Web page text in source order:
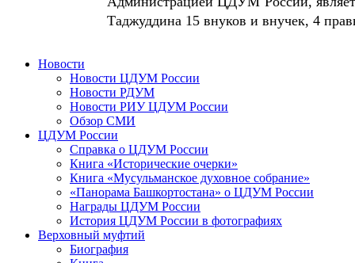
Таджуддина 15 внуков и внучек, 4
Новости
Новости ЦДУМ России
Новости РДУМ
Новости РИУ ЦДУМ России
Обзор СМИ
ЦДУМ России
Справка о ЦДУМ России
Книга «Исторические очерки»
Книга «Мусульманское духовное собрание»
«Панорама Башкортостана» о ЦДУМ России
Награды ЦДУМ России
История ЦДУМ России в фотографиях
Верховный муфтий
Биография